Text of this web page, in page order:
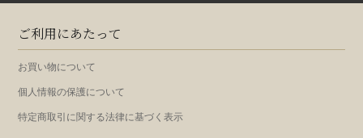
ご利用にあたって
お買い物について
個人情報の保護について
特定商取引に関する法律に基づく表示